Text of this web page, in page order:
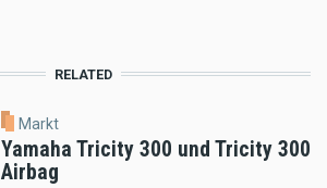
RELATED
Markt
Yamaha Tricity 300 und Tricity 300
Airbag